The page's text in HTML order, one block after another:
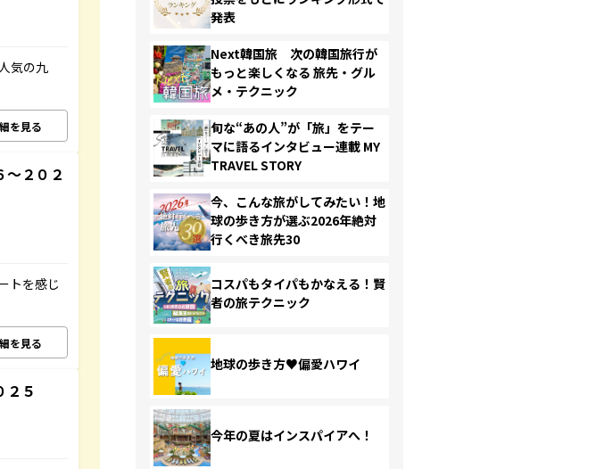
気の九
を見る
２０２
トを感じ
を見る
５
発表
Next韓国旅 次の韓国旅行が
もっと楽しくなる 旅先・グル
メ・テクニック
旬な“あの人”が「旅」をテー
マに語るインタビュー連載 MY
TRAVEL STORY
今、こんな旅がしてみたい！地
球の歩き方が選ぶ2026年絶対
行くべき旅先30
コスパもタイパもかなえる！賢
者の旅テクニック
地球の歩き方♥偏愛ハワイ
今年の夏はインスパイアへ！